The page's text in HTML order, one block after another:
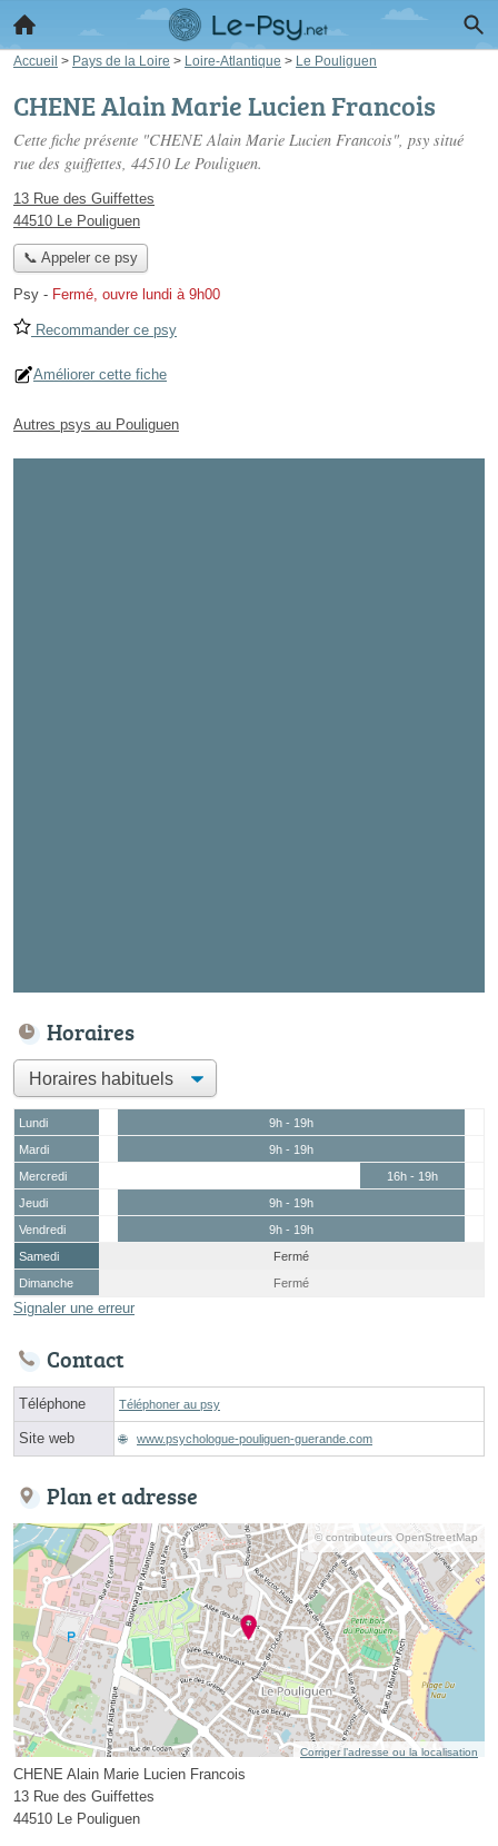
Accueil > Pays de la Loire > Loire-Atlantique > Le Pouliguen
CHENE Alain Marie Lucien Francois
Cette fiche présente "CHENE Alain Marie Lucien Francois", psy situé
rue des guiffettes, 44510 Le Pouliguen.
13 Rue des Guiffettes
44510 Le Pouliguen
📞 Appeler ce psy
Psy - Fermé, ouvre lundi à 9h00
Recommander ce psy
Améliorer cette fiche
Autres psys au Pouliguen
Horaires
Lundi
9h - 19h
Mardi
9h - 19h
Mercredi
16h - 19h
Jeudi
9h - 19h
Vendredi
9h - 19h
Samedi
Fermé
Dimanche
Fermé
Signaler une erreur
Contact
Téléphone Téléphoner au psy
Site web www.psychologue-pouliguen-guerande.com
Plan et adresse
© contributeurs OpenStreetMap
Corriger l’adresse ou la localisation
CHENE Alain Marie Lucien Francois
13 Rue des Guiffettes
44510 Le Pouliguen